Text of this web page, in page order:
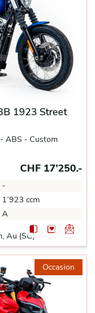
1923 Street
ABS - Custom
CHF 17’250.-
-
1’923 ccm
A
Au (SG)
Occasion